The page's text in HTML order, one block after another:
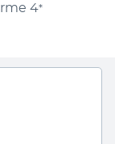
4*